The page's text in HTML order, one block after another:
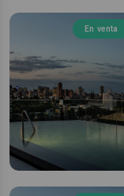
En venta